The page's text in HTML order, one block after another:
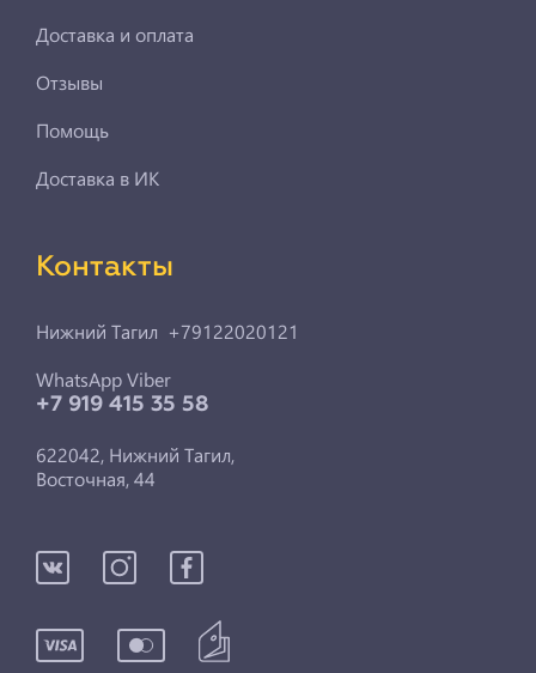
Доставка и оплата
Отзывы
Помощь
Доставка в ИК
Контакты
Нижний Тагил +79122020121
WhatsApp Viber
+7 919 415 35 58
622042, Нижний Тагил,
Восточная, 44